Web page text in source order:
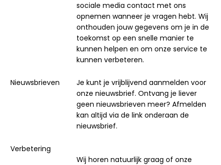
sociale media contact met ons
opnemen wanneer je vragen hebt. Wij
onthouden jouw gegevens om je in de
toekomst op een snelle manier te
kunnen helpen en om onze service te
kunnen verbeteren.
Nieuwsbrieven
Je kunt je vrijblijvend aanmelden voor
onze nieuwsbrief. Ontvang je liever
geen nieuwsbrieven meer? Afmelden
kan altijd via de link onderaan de
nieuwsbrief.
Verbetering
Wij horen natuurlijk graag of onze